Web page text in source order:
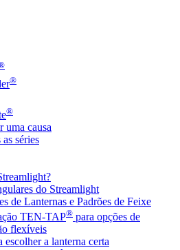
®
®
uma causa
séries
do Streamlight
de Lanternas e Padrões de Feixe
TEN-TAP® para opções de
flexíveis
escolher a lanterna certa